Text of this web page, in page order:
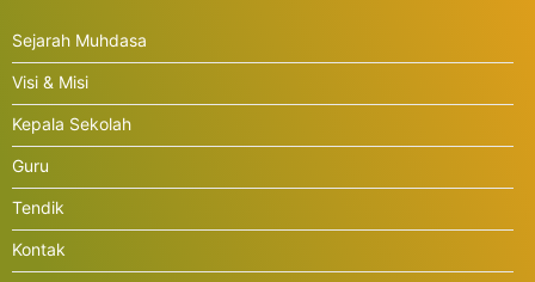
Sejarah Muhdasa
Visi & Misi
Kepala Sekolah
Guru
Tendik
Kontak